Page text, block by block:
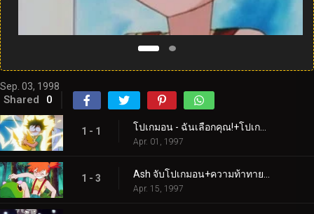
Sep. 03, 1998
Shared 0
1 - 1
Apr. 01, 1997
1 - 3
Apr. 15, 1997